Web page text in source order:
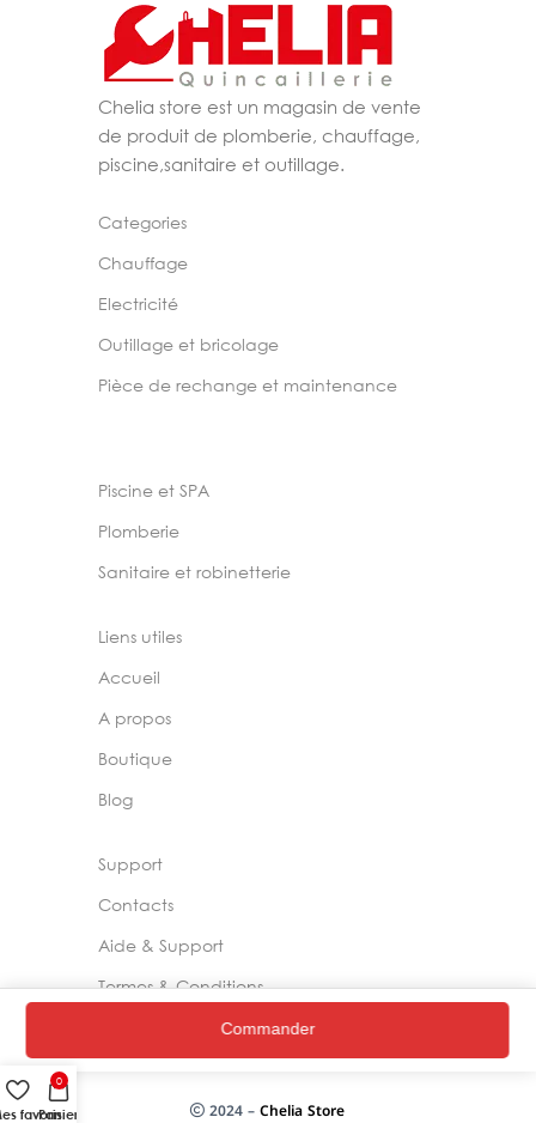
Chelia store est un magasin de vente
de produit de plomberie, chauffage,
piscine,sanitaire et outillage.
Categories
Chauffage
Electricité
Outillage et bricolage
Pièce de rechange et maintenance
Piscine et SPA
Plomberie
Sanitaire et robinetterie
Liens utiles
Accueil
A propos
Boutique
Blog
Support
Contacts
Aide & Support
Termes & Conditions
Politique de Confidentialité
2024 –Chelia Store
favoris
0
Panier
Commander